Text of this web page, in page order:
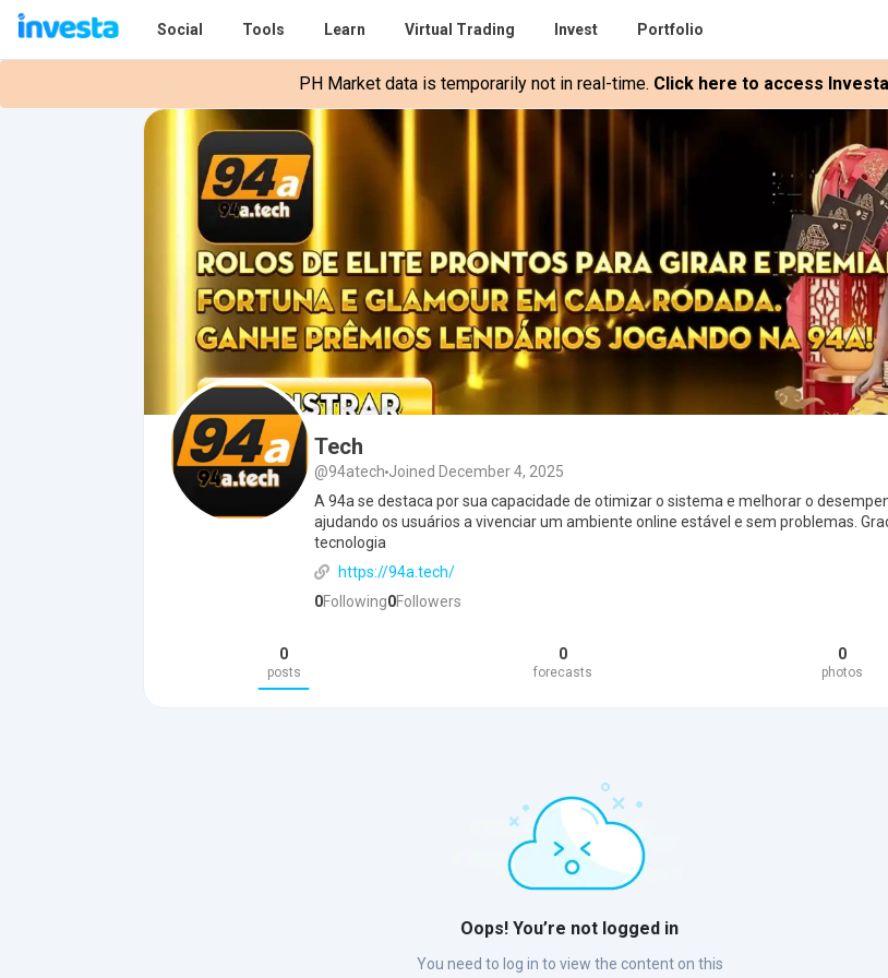
Social Tools Learn Virtual Trading Invest Portfolio
PH Market data is temporarily not in real-time. Click here to access
Tech
@94atech Joined December 4, 2025
A 94a se destaca por sua capacidade de otimizar o sistema e melhorar o
ajudando os usuários a vivenciar um ambiente online estável e sem problemas.
tecnologia
https://94a.tech/
0Following0Followers
0
posts
0
forecasts
0
photos
Oops! You’re not logged in
You need to log in to view the content on this